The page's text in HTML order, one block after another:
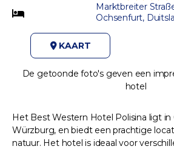
Marktbreiter
Ochsenfurt,
KAART
De getoonde foto's geven een
hotel
Het Best Western Hotel Polisina ligt in
Würzburg, en biedt een prachtige
natuur. Het hotel is ideaal voor